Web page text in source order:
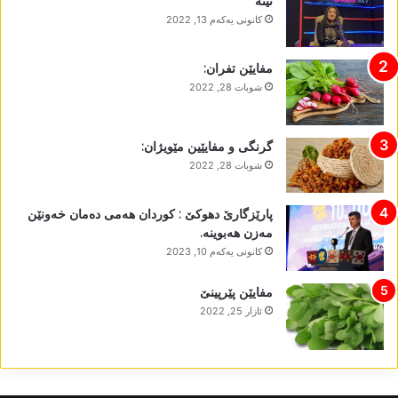
كانونی یه‌كه‌م 13, 2022
مفایێن تفران:
شوبات 28, 2022
گرنگی و مفایێین مێویژان:
شوبات 28, 2022
پارێزگارێ دھوکێ : کوردان ھەمی دەمان خەونێن
مەزن ھەبوینە.
كانونی یه‌كه‌م 10, 2023
مفایێن پێرپینێ
ئازار 25, 2022